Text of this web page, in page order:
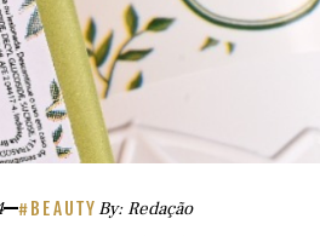
#BEAUTY By: Redação